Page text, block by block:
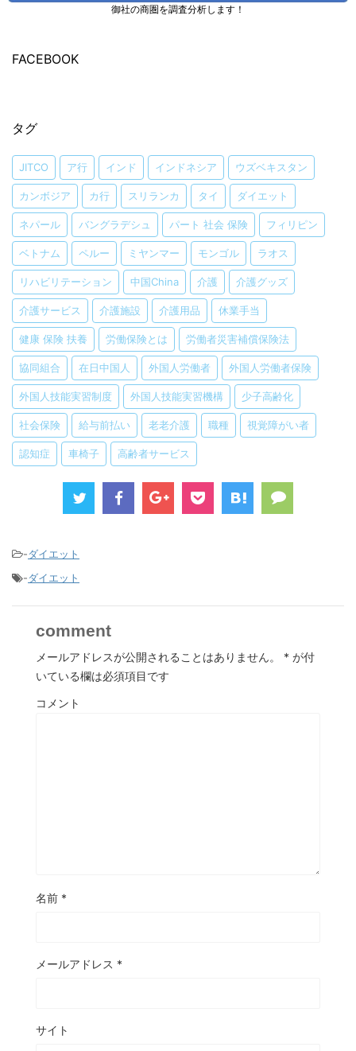
御社の商圏を調査分析します！
FACEBOOK
タグ
JITCO ア行 インド インドネシア ウズベキスタン
カンボジア カ行 スリランカ タイ ダイエット
ネパール バングラデシュ パート 社会 保険 フィリピン
ベトナム ペルー ミヤンマー モンゴル ラオス
リハビリテーション 中国China 介護 介護グッズ
介護サービス 介護施設 介護用品 休業手当
健康 保険 扶養 労働保険とは 労働者災害補償保険法
協同組合 在日中国人 外国人労働者 外国人労働者保険
外国人技能実習制度 外国人技能実習機構 少子高齢化
社会保険 給与前払い 老老介護 職種 視覚障がい者
認知症 車椅子 高齢者サービス
-ダイエット
-ダイエット
comment
メールアドレスが公開されることはありません。 * が付
いている欄は必須項目です
コメント
名前 *
メールアドレス *
サイト